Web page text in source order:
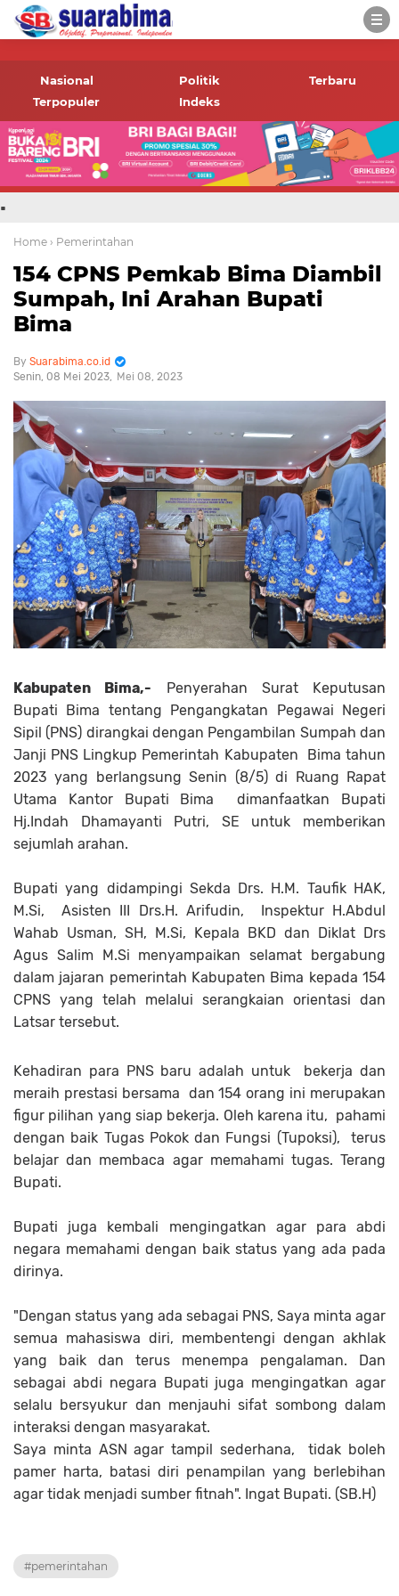
-->
informasi terbaru tentang
Bima dan daerah sekitar
Nasional Politik
Terbaru
Terpopuler
Indeks
.
Home › Pemerintahan
154 CPNS Pemkab Bima Diambil
Sumpah, Ini Arahan Bupati
Bima
Suarabima.co.id
Senin, 08 Mei 2023
Mei 08, 2023
Kabupaten Bima,- Penyerahan Surat Keputusan
Bupati Bima tentang Pengangkatan Pegawai Negeri
Sipil (PNS) dirangkai dengan Pengambilan Sumpah dan
Janji PNS Lingkup Pemerintah Kabupaten Bima tahun
2023 yang berlangsung Senin (8/5) di Ruang Rapat
Utama Kantor Bupati Bima dimanfaatkan Bupati
Hj.Indah Dhamayanti Putri, SE untuk memberikan
sejumlah arahan.
Bupati yang didampingi Sekda Drs. H.M. Taufik HAK,
M.Si, Asisten III Drs.H. Arifudin, Inspektur H.Abdul
Wahab Usman, SH, M.Si, Kepala BKD dan Diklat Drs
Agus Salim M.Si menyampaikan selamat bergabung
dalam jajaran pemerintah Kabupaten Bima kepada 154
CPNS yang telah melalui serangkaian orientasi dan
Latsar tersebut.
Kehadiran para PNS baru adalah untuk bekerja dan
meraih prestasi bersama dan 154 orang ini merupakan
figur pilihan yang siap bekerja. Oleh karena itu, pahami
dengan baik Tugas Pokok dan Fungsi (Tupoksi), terus
belajar dan membaca agar memahami tugas. Terang
Bupati.
Bupati juga kembali mengingatkan agar para abdi
negara memahami dengan baik status yang ada pada
dirinya.
"Dengan status yang ada sebagai PNS, Saya minta agar
semua mahasiswa diri, membentengi dengan akhlak
yang baik dan terus menempa pengalaman. Dan
sebagai abdi negara Bupati juga mengingatkan agar
selalu bersyukur dan menjauhi sifat sombong dalam
interaksi dengan masyarakat.
Saya minta ASN agar tampil sederhana, tidak boleh
pamer harta, batasi diri penampilan yang berlebihan
agar tidak menjadi sumber fitnah". Ingat Bupati. (SB.H)
#pemerintahan